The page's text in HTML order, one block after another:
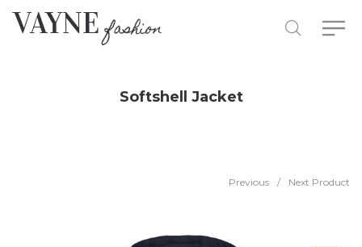
Softshell Jacket
Previous / Next Product